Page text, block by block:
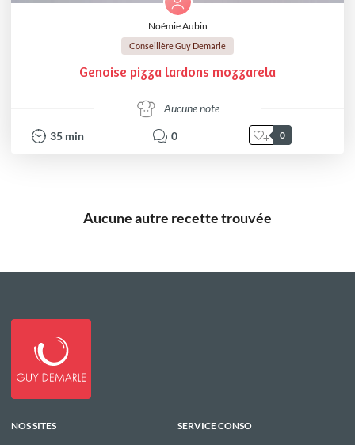
Noémie Aubin
Conseillère Guy Demarle
Genoise pizza lardons mozzarela
Aucune note
35 min 0 0
Aucune autre recette trouvée
NOS SITES
SERVICE CONSO